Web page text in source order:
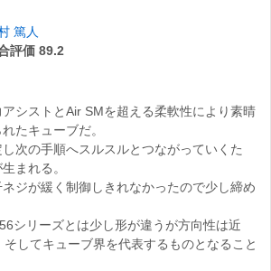
篤人
評価 89.2
シストとAir SMを超える柔軟性により素晴
たキューブだ。
次の手順へスルスルとつながっていくた
まれる。
ジが緩く制御しきれなかったので少し締め
シリーズとは少し形が違うが方向性は近
そしてキューブ界を代表するものとなること